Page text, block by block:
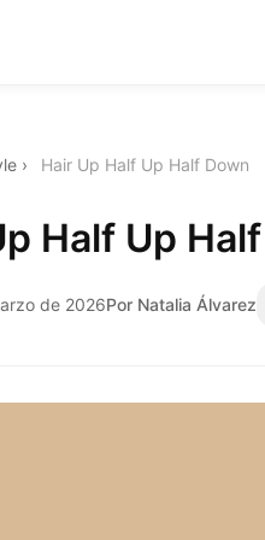
› Hair Up Half Up Half Down
Half Up
de 2026Por Natalia Álvarez